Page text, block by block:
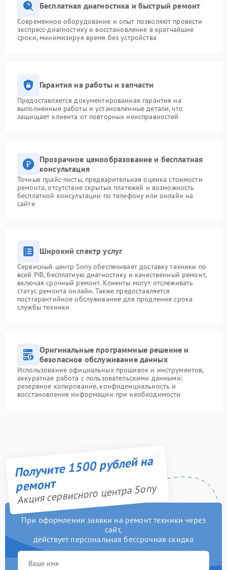
Бесплатная диагностика и быстрый ремонт
Современное оборудование и опыт позволяют провести
экспресс-диагностику и восстановление в кратчайшие
сроки, минимизируя время без устройства
Гарантия на работы и запчасти
Предоставляется документированная гарантия на
выполненные работы и установленные детали, что
защищает клиента от повторных неисправностей
Прозрачное ценообразование и бесплатная
консультация
Точные прайс-листы, предварительная оценка стоимости
ремонта, отсутствие скрытых платежей и возможность
бесплатной консультации по телефону или онлайн на
сайте
Широкий спектр услуг
Сервисный центр Sony обеспечивает доставку техники по
всей РФ, бесплатную диагностику и качественный ремонт,
включая срочный ремонт. Клиенты могут отслеживать
статус ремонта онлайн. Также предоставляется
постгарантийное обслуживание для продления срока
службы техники
Оригинальные программные решение и
безопасное обслуживание данных
Использование официальных прошивок и инструментов,
аккуратная работа с пользовательскими данными:
резервное копирование, конфиденциальность и
восстановление информации при необходимости
Получите 1500 рублей на
ремонт
Акция сервисного центра Sony
При оформлении заявки на ремонт техники через
сайт,
действует персональная бессрочная скидка